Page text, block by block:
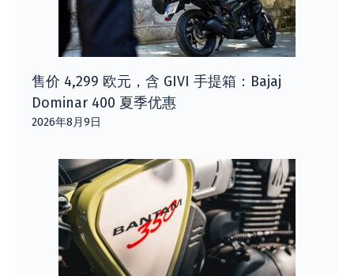
售价 4,299 欧元，含 GIVI 手提箱：Bajaj
Dominar 400 夏季优惠
2026年8月9日